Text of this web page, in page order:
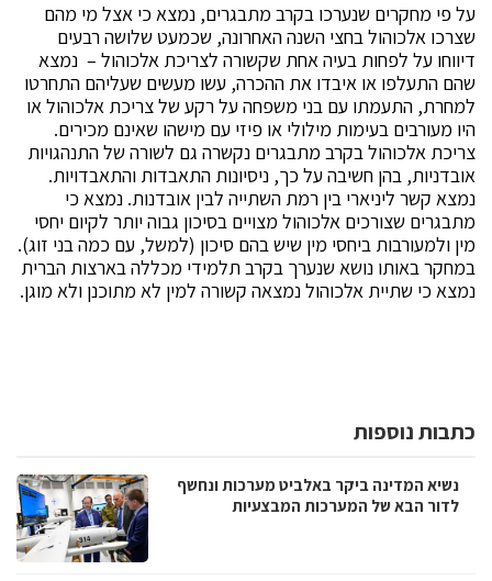
על פי מחקרים שנערכו בקרב מתבגרים, נמצא כי אצל מי מהם
שצרכו אלכוהול בחצי השנה האחרונה, שכמעט שלושה רבעים
דיווחו על לפחות בעיה אחת שקשורה לצריכת אלכוהול – נמצא
שהם התעלפו או איבדו את ההכרה, עשו מעשים שעליהם התחרטו
למחרת, התעמתו עם בני משפחה על רקע של צריכת אלכוהול או
היו מעורבים בעימות מילולי או פיזי עם מישהו שאינם מכירים.
צריכת אלכוהול בקרב מתבגרים נקשרה גם לשורה של התנהגויות
אובדניות, בהן חשיבה על כך, ניסיונות התאבדות והתאבדויות.
נמצא קשר ליניארי בין רמת השתייה לבין אובדנות. נמצא כי
מתבגרים שצורכים אלכוהול מצויים בסיכון גבוה יותר לקיום יחסי
מין ולמעורבות ביחסי מין שיש בהם סיכון (למשל, עם כמה בני זוג).
במחקר באותו נושא שנערך בקרב תלמידי מכללה בארצות הברית
נמצא כי שתיית אלכוהול נמצאה קשורה למין לא מתוכנן ולא מוגן.
כתבות נוספות
נשיא המדינה ביקר באלביט מערכות ונחשף
לדור הבא של המערכות המבצעיות